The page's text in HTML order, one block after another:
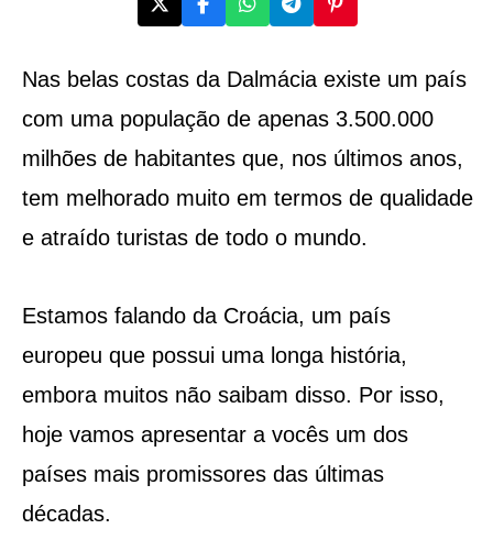
Nas belas costas da Dalmácia existe um país
com uma população de apenas 3.500.000
milhões de habitantes que, nos últimos anos,
tem melhorado muito em termos de qualidade
e atraído turistas de todo o mundo.
Estamos falando da Croácia, um país
europeu que possui uma longa história,
embora muitos não saibam disso. Por isso,
hoje vamos apresentar a vocês um dos
países mais promissores das últimas
décadas.